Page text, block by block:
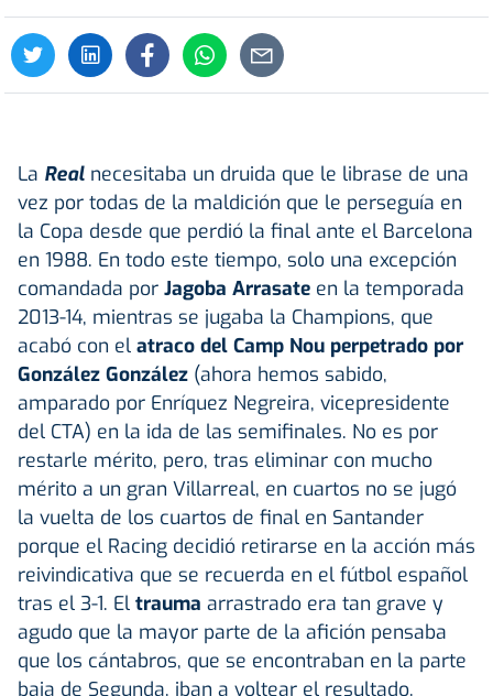
La Real necesitaba un druida que le librase de una
vez por todas de la maldición que le perseguía en
la Copa desde que perdió la final ante el Barcelona
en 1988. En todo este tiempo, solo una excepción
comandada por Jagoba Arrasate en la temporada
2013-14, mientras se jugaba la Champions, que
acabó con el atraco del Camp Nou perpetrado por
González González (ahora hemos sabido,
amparado por Enríquez Negreira, vicepresidente
del CTA) en la ida de las semifinales. No es por
restarle mérito, pero, tras eliminar con mucho
mérito a un gran Villarreal, en cuartos no se jugó
la vuelta de los cuartos de final en Santander
porque el Racing decidió retirarse en la acción más
reivindicativa que se recuerda en el fútbol español
tras el 3-1. El trauma arrastrado era tan grave y
agudo que la mayor parte de la afición pensaba
que los cántabros, que se encontraban en la parte
baja de Segunda, iban a voltear el resultado.